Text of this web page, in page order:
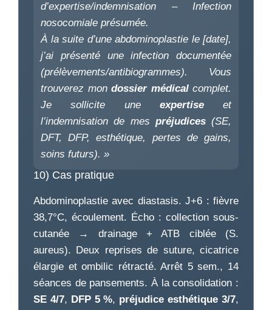
d’expertise/indemnisation – Infection
nosocomiale présumée.
À la suite d’une abdominoplastie le [date],
j’ai présenté une infection documentée
(prélèvements/antibiogrammes). Vous
trouverez mon dossier médicalcomplet.
Je sollicite une expertiseet
l’indemnisation de mes préjudices(SE,
DFT, DFP, esthétique, pertes de gains,
soins futurs). »
10) Cas pratique
Abdominoplastie avec diastasis. J+6 : fièvre
38,7°C, écoulement. Écho : collection sous-
cutanée → drainage + ATB ciblée (S.
aureus). Deux reprises de suture, cicatrice
élargie et ombilic rétracté. Arrêt 5 sem., 14
séances de pansements. À la consolidation :
SE 4/7, DFP 5 %, préjudice esthétique 3/7,